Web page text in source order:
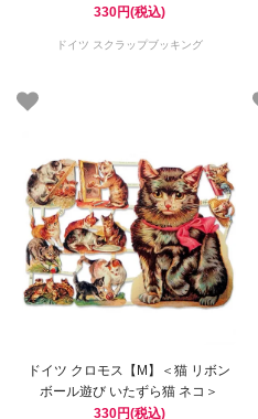
330円(税込)
ドイツ スクラップブッキング
ドイツ クロモス【M】＜猫 リボン
ボール遊び いたずら猫 ネコ＞
330円(税込)